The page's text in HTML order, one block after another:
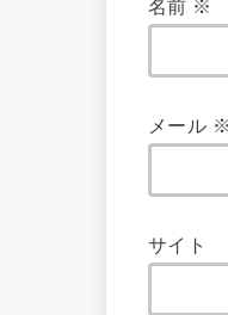
名前 ※
メール ※
サイト